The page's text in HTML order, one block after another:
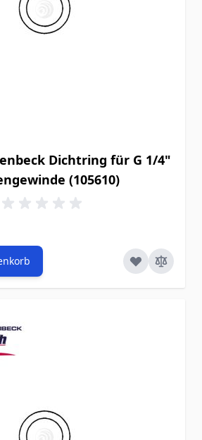
Dichtring für G 1/4"
(105610)